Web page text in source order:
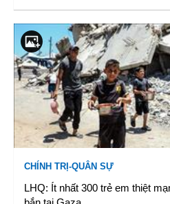
CHÍNH TRỊ-QUÂN SỰ
LHQ: Ít nhất 300 trẻ em thiệt